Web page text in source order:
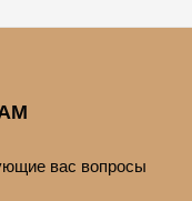
вас вопросы